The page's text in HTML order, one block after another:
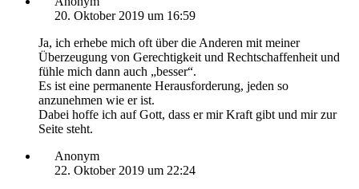
20. Oktober 2019 um 16:59
Ja, ich erhebe mich oft über die Anderen mit meiner
Überzeugung von Gerechtigkeit und Rechtschaffenheit und
fühle mich dann auch „besser“.
Es ist eine permanente Herausforderung, jeden so
anzunehmen wie er ist.
Dabei hoffe ich auf Gott, dass er mir Kraft gibt und mir zur
Seite steht.
Anonym
22. Oktober 2019 um 22:24